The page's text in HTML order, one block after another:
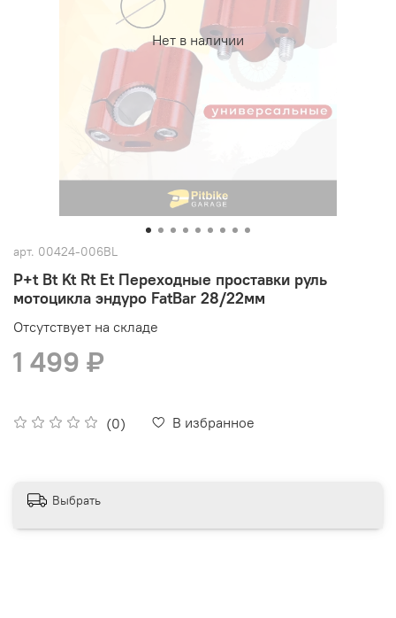
Нет в наличии
арт. 00424-006BL
P+t Bt Kt Rt Et Переходные проставки руль
мотоцикла эндуро FatBar 28/22мм
(0) В избранное
Отсутствует на складе
1 499 ₽
Выбрать